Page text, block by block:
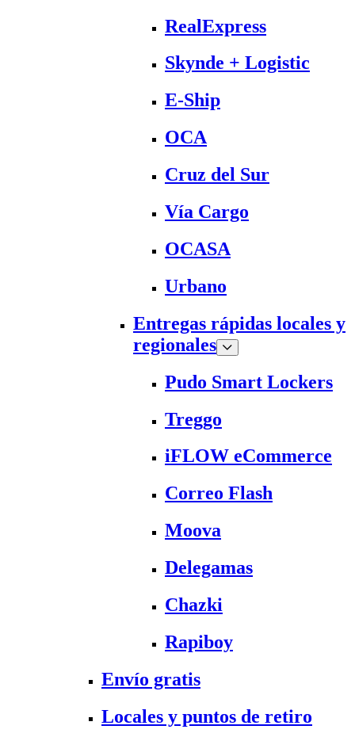
RealExpress
Skynde + Logistic
E-Ship
OCA
Cruz del Sur
Vía Cargo
OCASA
Urbano
Entregas rápidas locales y
regionales
Pudo Smart Lockers
Treggo
iFLOW eCommerce
Correo Flash
Moova
Delegamas
Chazki
Rapiboy
Envío gratis
Locales y puntos de retiro